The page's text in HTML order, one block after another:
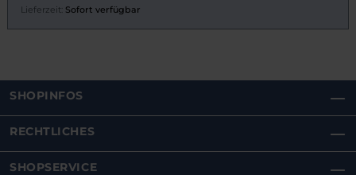
Lieferzeit: Sofort verfügbar
SHOPINFOS
RECHTLICHES
SHOPSERVICE